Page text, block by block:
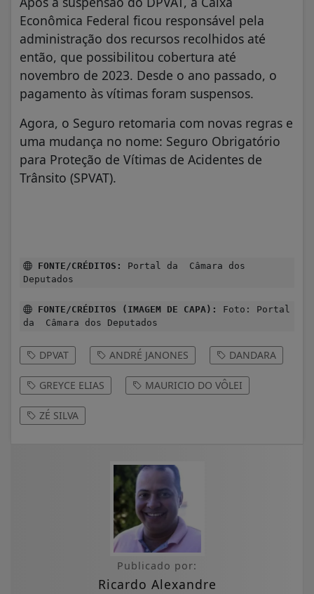
Econômica Federal ficou responsável pela
administração dos recursos recolhidos até
então, que possibilitou cobertura até
novembro de 2023. Desde o ano passado, o
pagamento às vítimas foram suspensos.
Agora, o Seguro retomaria com novas regras e
uma mudança no nome: Seguro Obrigatório
para Proteção de Vítimas de Acidentes de
Trânsito (SPVAT).
FONTE/CRÉDITOS:
Portal da Câmara dos
Deputados
FONTE/CRÉDITOS (IMAGEM DE CAPA):
Foto: Portal
da Câmara dos Deputados
DPVAT ANDRÉ JANONES DANDARA
GREYCE ELIAS MAURICIO DO VÔLEI
ZÉ SILVA
Publicado por:
Ricardo Alexandre